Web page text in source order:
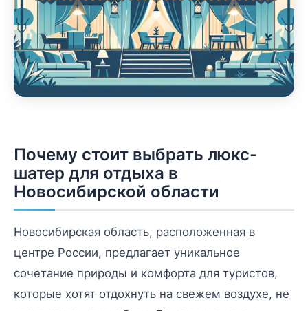
Почему стоит выбрать люкс-
шатер для отдыха в
Новосибирской области
Новосибирская область, расположенная в
центре России, предлагает уникальное
сочетание природы и комфорта для туристов,
которые хотят отдохнуть на свежем воздухе, не